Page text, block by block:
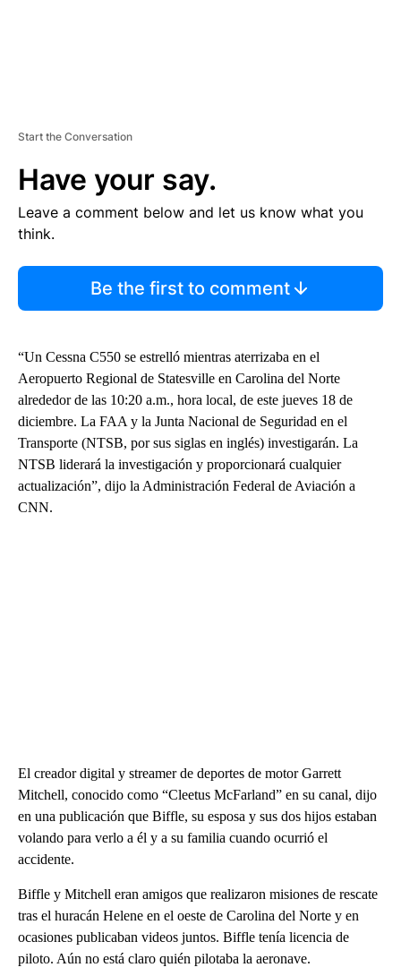
Start the Conversation
Have your say.
Leave a comment below and let us know what you
think.
Be the first to comment
“Un Cessna C550 se estrelló mientras aterrizaba en el
Aeropuerto Regional de Statesville en Carolina del Norte
alrededor de las 10:20 a.m., hora local, de este jueves 18 de
diciembre. La FAA y la Junta Nacional de Seguridad en el
Transporte (NTSB, por sus siglas en inglés) investigarán. La
NTSB liderará la investigación y proporcionará cualquier
actualización”, dijo la Administración Federal de Aviación a
CNN.
El creador digital y streamer de deportes de motor Garrett
Mitchell, conocido como “Cleetus McFarland” en su canal, dijo
en una publicación que Biffle, su esposa y sus dos hijos estaban
volando para verlo a él y a su familia cuando ocurrió el
accidente.
Biffle y Mitchell eran amigos que realizaron misiones de rescate
tras el huracán Helene en el oeste de Carolina del Norte y en
ocasiones publicaban videos juntos. Biffle tenía licencia de
piloto. Aún no está claro quién pilotaba la aeronave.